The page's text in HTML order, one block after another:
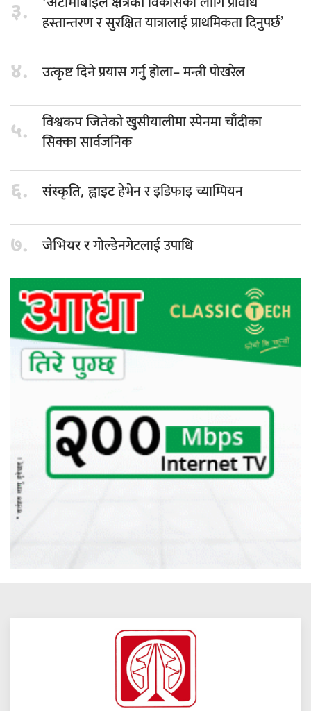
३.
हस्तान्तरण र सुरक्षित यात्रालाई प्राथमिकता दिनुपर्छ’
४. उत्कृष्ट दिनेप्रयास गर्नु होला– मन्त्री पोखरेल
५. विश्वकप जितेकोखुसीयालीमा स्पेनमा चाँदीका
सिक्का सार्वजनिक
६. संस्कृति, ह्वाइटहेभेन र इडिफाइ च्याम्पियन
७. जेभियर रगोल्डेनगेटलाई उपाधि